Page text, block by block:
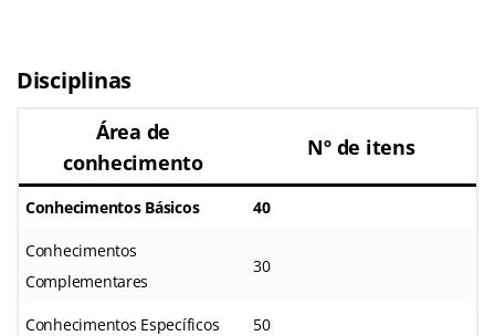
Disciplinas
Área de
conhecimento
Nº de itens
Conhecimentos Básicos 40
Conhecimentos
Complementares
30
Conhecimentos Específicos 50